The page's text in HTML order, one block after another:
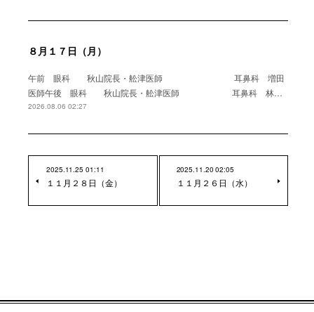
８月１７日（月）
午前 眼科 秋山院長・舩津医師 耳鼻科 増田
医師午後 眼科 秋山院長・舩津医師 耳鼻科 林…
2026.08.06 02:27
2025.11.25 01:11
１１月２８日（金）
2025.11.20 02:05
１１月２６日（水）